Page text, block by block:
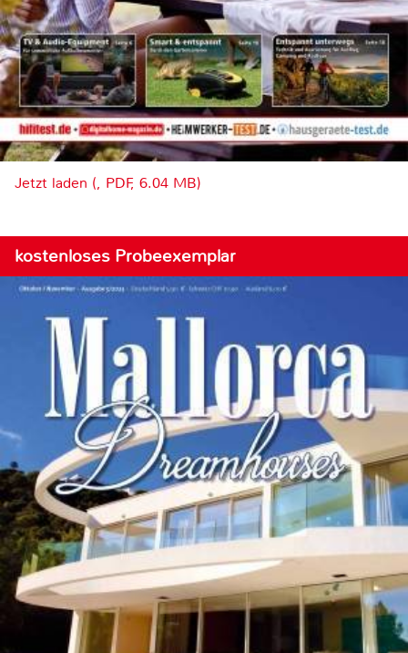
Jetzt laden (, PDF, 6.04 MB)
kostenloses Probeexemplar